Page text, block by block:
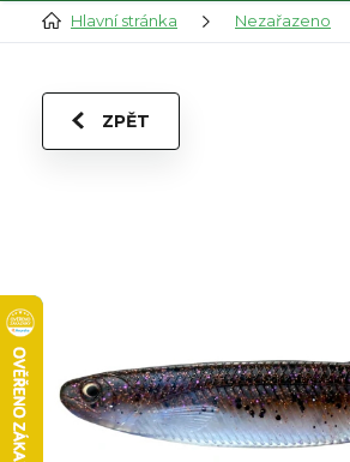
Hlavní stránka Nezařazeno
ZPĚT